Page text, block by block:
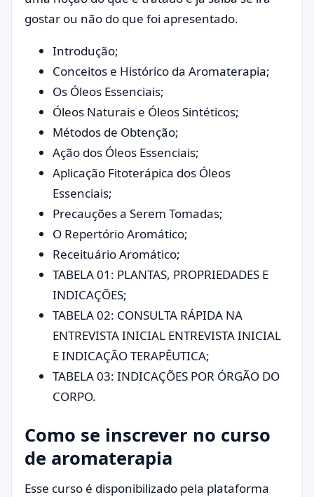
gostar ou não do que foi apresentado.
Introdução;
Conceitos e Histórico da Aromaterapia;
Os Óleos Essenciais;
Óleos Naturais e Óleos Sintéticos;
Métodos de Obtenção;
Ação dos Óleos Essenciais;
Aplicação Fitoterápica dos Óleos
Essenciais;
Precauções a Serem Tomadas;
O Repertório Aromático;
Receituário Aromático;
TABELA 01: PLANTAS, PROPRIEDADES E
INDICAÇÕES;
TABELA 02: CONSULTA RÁPIDA NA
ENTREVISTA INICIAL ENTREVISTA INICIAL
E INDICAÇÃO TERAPÊUTICA;
TABELA 03: INDICAÇÕES POR ÓRGÃO DO
CORPO.
Como se inscrever no curso
de aromaterapia
Esse curso é disponibilizado pela plataforma